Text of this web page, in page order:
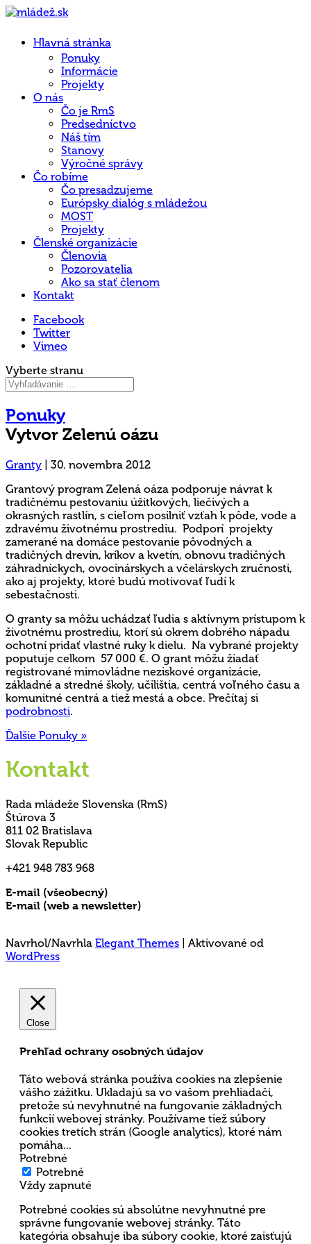
Hlavná stránka
Ponuky
Informácie
Projekty
O nás
Čo je RmS
Predsedníctvo
Náš tím
Stanovy
Výročné správy
Čo robíme
Čo presadzujeme
Európsky dialóg s mládežou
MOST
Projekty
Členské organizácie
Členovia
Pozorovatelia
Ako sa stať členom
Kontakt
Facebook
Twitter
Vimeo
Vyberte stranu
Ponuky
Vytvor Zelenú oázu
Granty
30. novembra 2012
Grantový program Zelená oáza podporuje návrat k
tradičnému pestovaniu úžitkových, liečivých a
okrasných rastlín, s cieľom posilniť vzťah k pôde, vode a
zdravému životnému prostrediu. Podporí projekty
zamerané na domáce pestovanie pôvodných a
tradičných drevín, kríkov a kvetín, obnovu tradičných
záhradníckych, ovocinárskych a včelárskych zručnosti,
ako aj projekty, ktoré budú motivovať ľudí k
sebestačnosti.
O granty sa môžu uchádzať ľudia s aktívnym prístupom k
životnému prostrediu, ktorí sú okrem dobrého nápadu
ochotní pridať vlastné ruky k dielu. Na vybrané projekty
poputuje celkom 57 000 €. O grant môžu žiadať
registrované mimovládne neziskové organizácie,
základné a stredné školy, učilištia, centrá voľného času a
komunitné centrá a tiež mestá a obce. Prečítaj si
podrobnosti.
Ďalšie Ponuky »
Kontakt
Rada mládeže Slovenska (RmS)
Štúrova 3
811 02 Bratislava
Slovak Republic
+421 948 783 968
E-mail (všeobecný)
E-mail (web a newsletter)
Navrhol/Navrhla Elegant Themes | Aktivované od
WordPress
Close
Prehľad ochrany osobných údajov
Táto webová stránka používa cookies na zlepšenie
vášho zážitku. Ukladajú sa vo vašom prehliadači,
pretože sú nevyhnutné na fungovanie základných
funkcií webovej stránky. Používame tiež súbory
cookies tretích strán (Google analytics), ktoré nám
pomáha...
Potrebné
Potrebné
Vždy zapnuté
Potrebné cookies sú absolútne nevyhnutné pre
správne fungovanie webovej stránky. Táto
kategória obsahuje iba súbory cookie, ktoré zaisťujú